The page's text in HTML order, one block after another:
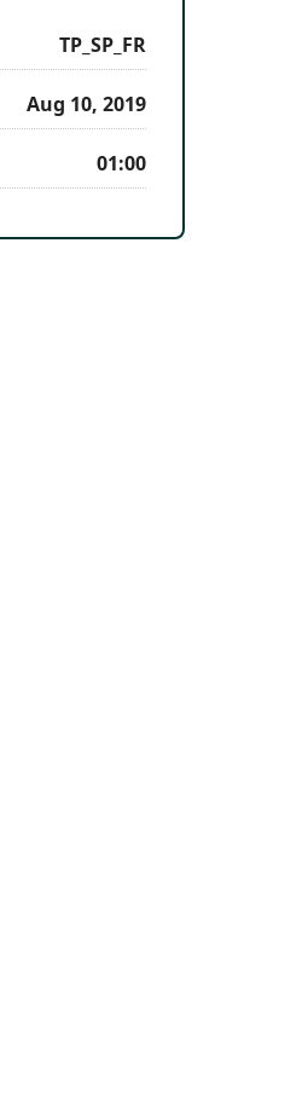
stay
updatedenrolled
in
this
course
TP_SP_FR
Aug 10, 2019
01:00